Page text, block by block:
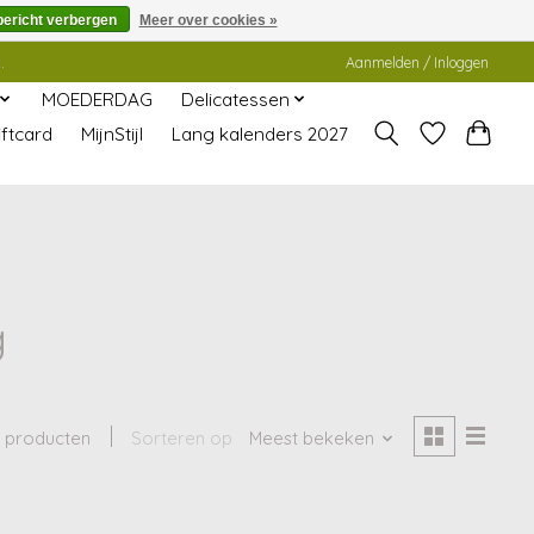
Aanmelden / Inloggen
MOEDERDAG
Delicatessen
MijnStijl
Lang kalenders 2027
producten Sorteren op Meest bekeken
verbergen Meer over cookies »